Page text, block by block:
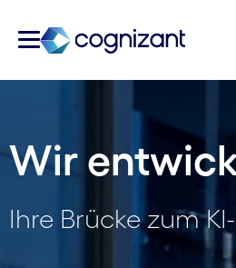
Wir
Ihre Brücke zum